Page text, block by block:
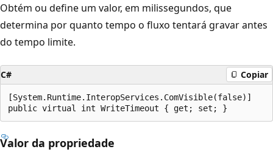
Obtém ou define um valor, em milissegundos, que
determina por quanto tempo o fluxo tentará gravar antes
do tempo limite.
C# Copiar
[System.Runtime.InteropServices.ComVisible(false)]
public virtual int WriteTimeout { get; set; }
Valor da propriedade